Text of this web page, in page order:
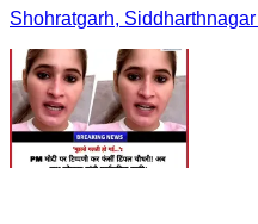
Shohratgarh,